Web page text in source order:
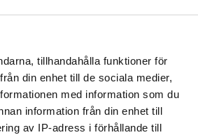
tillhandahålla funktioner för
din enhet till de sociala medier,
med information som du
information från din enhet till
av IP-adress i förhållande till